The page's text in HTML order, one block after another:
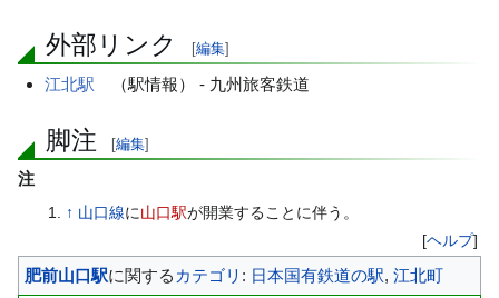
外部リンク [編集]
江北駅 （駅情報） - 九州旅客鉄道
脚注 [編集]
注
↑ 山口線に 山口駅が開業することに伴う。
[ヘルプ]
肥前山口駅に関する カテゴリ : 日本国有鉄道の駅, 江北町